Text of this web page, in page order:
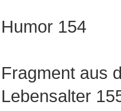
Humor 154
Fragment aus
Lebensalter